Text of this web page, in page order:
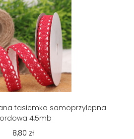
tasiemka samoprzylepna
4,5mb
8,80 zł